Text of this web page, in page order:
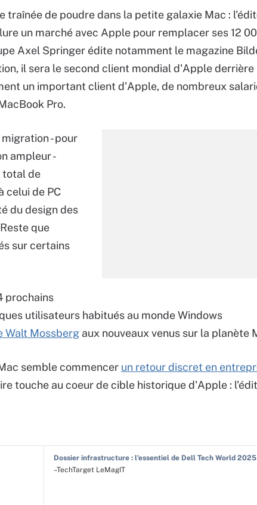
traînée de poudre dans la petite galaxie Mac :
un marché avec Apple pour remplacer ses 12
Axel Springer édite notamment le magazine
il sera le second client mondial d'Apple derrière
un important client d'Apple, de nombreux
Pro.
- pour
ampleur -
total de
celui de PC
du design des
que
sur certains
prochains
utilisateurs habitués au monde Windows
Walt Mossberg aux nouveaux venus sur la planète
semble commencer un retour discret en
touche au coeur de cible historique d'Apple :
Dossier infrastructure : l'essentiel de Dell Tech World 2025
–TechTarget LeMagIT